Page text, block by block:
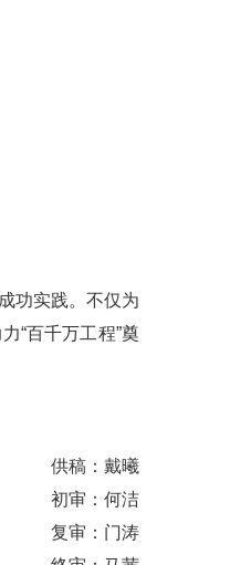
功实践。不仅为
“百千万工程”奠
供稿：戴曦
初审：何洁
复审：门涛